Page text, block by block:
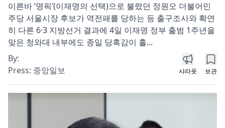
이른바 ‘명픽’(이재명의 선택)으로 불렸던 정원오 더불어민
주당 서울시장 후보가 역전패를 당하는 등 출구조사와 확연
히 다른 6·3 지방선거 결과에 4일 이재명 정부 출범 1주년을
맞은 청와대 내부에도 종일 당혹감이 흘...
By:
Press: 중앙일보 샤라웃 보관